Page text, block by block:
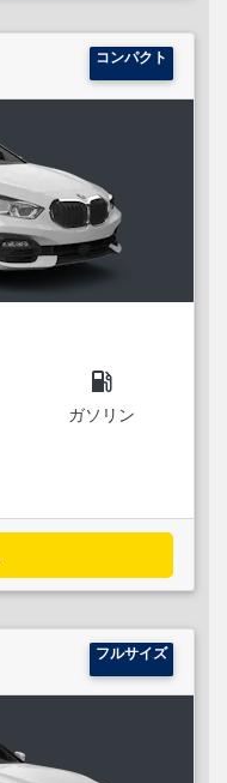
コンパクト
local_gas_station
ガソリン
フルサイズ